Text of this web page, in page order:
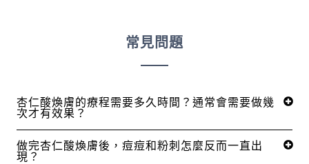
常見問題
杏仁酸煥膚的療程需要多久時間？通常會需要做幾
次才有效果？
做完杏仁酸煥膚後，痘痘和粉刺怎麼反而一直出
現？